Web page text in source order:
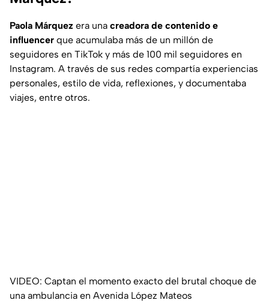
Paola Márquez era una creadora de contenido e
influencer que acumulaba más de un millón de
seguidores en TikTok y más de 100 mil seguidores en
Instagram. A través de sus redes compartía experiencias
personales, estilo de vida, reflexiones, y documentaba
viajes, entre otros.
VIDEO: Captan el momento exacto del brutal choque de
una ambulancia en Avenida López Mateos